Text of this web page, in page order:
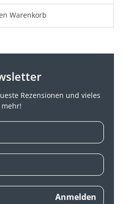
Warenkorb
Rezensionen und vieles
mehr!